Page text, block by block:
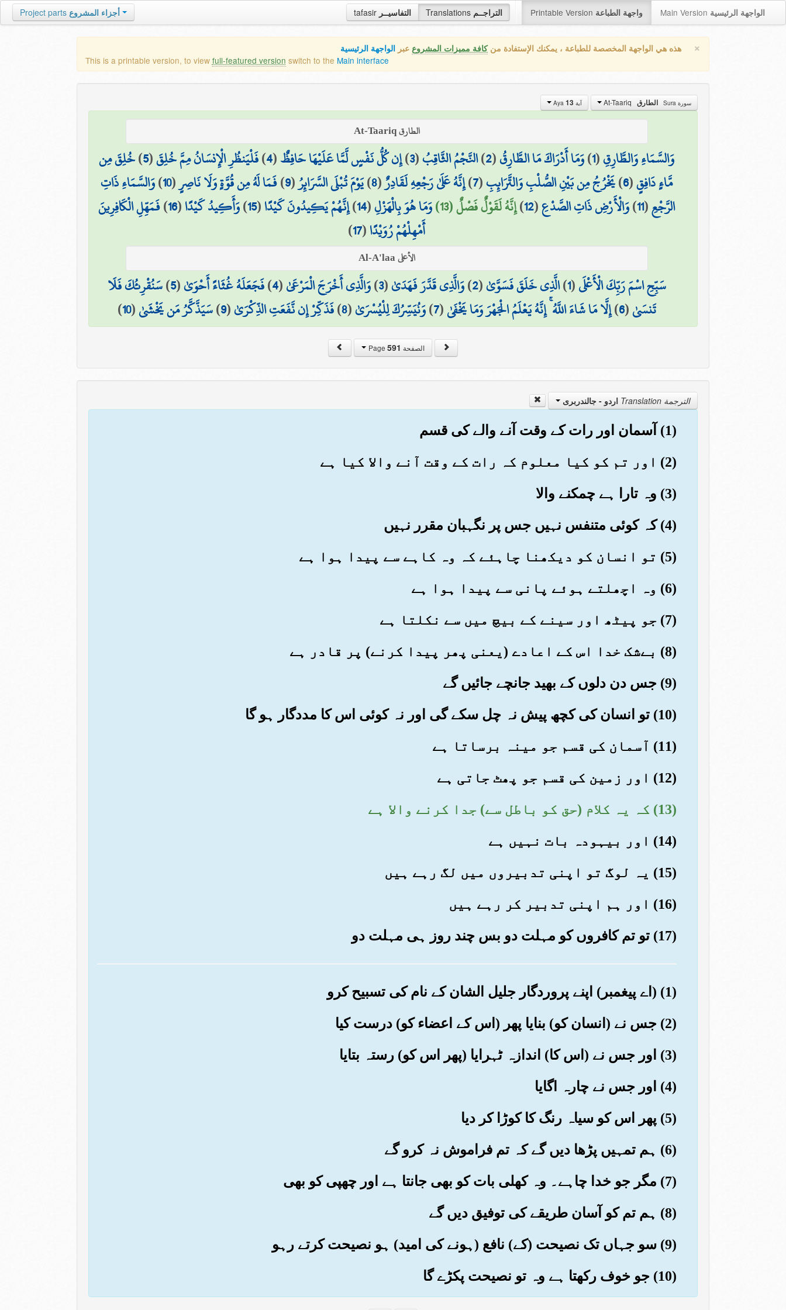
tafasir التفاسيــر Translations التراجــم Printable Version واجهة الطباعة Main Version الواجهة الرئيسية Project parts أجزاء المشروع
× هذه هي الواجهة المخصصة للطباعة ، يمكنك الإستفادة منكافة مميزات المشروع عبر الواجهة الرئيسية
This is a printable version, to view full-featured version switch to the Main interface
سورة Sura الطارق آية Aya 13
الطارق At-Taariq
وَالسَّمَاءِ وَالطَّارِقِ(
1
)وَمَا أَدْرَاكَ مَا الطَّارِقُ(
2
)النَّجْمُ الثَّاقِبُ(
3
)إِن كُلُّ نَفْسٍ لَّمَّا عَلَيْهَا حَافِظٌ(
4
)فَلْيَنظُرِ الْإِنسَانُ مِمَّ خُلِقَ(
5
)خُلِقَ مِن
مَّاءٍ دَافِقٍ(
6
)يَخْرُجُ مِن بَيْنِ الصُّلْبِ وَالتَّرَائِبِ(
7
)إِنَّهُ عَلَىٰ رَجْعِهِ لَقَادِرٌ(
8
)يَوْمَ تُبْلَى السَّرَائِرُ(
9
)فَمَا لَهُ مِن قُوَّةٍ وَلَا نَاصِرٍ(
10
)وَالسَّمَاءِ ذَاتِ
الرَّجْعِ(
11
)وَالْأَرْضِ ذَاتِ الصَّدْعِ(
12
)إِنَّهُ لَقَوْلٌ فَصْلٌ (13) وَمَا هُوَ بِالْهَزْلِ(
14
)إِنَّهُمْ يَكِيدُونَ كَيْدًا(
15
)وَأَكِيدُ كَيْدًا(
16
)فَمَهِّلِ الْكَافِرِينَ
أَمْهِلْهُمْ رُوَيْدًا(
17
)
الأعلى Al-A'laa
سَبِّحِ اسْمَ رَبِّكَ الْأَعْلَى(
1
)الَّذِي خَلَقَ فَسَوَّىٰ(
2
)وَالَّذِي قَدَّرَ فَهَدَىٰ(
3
)وَالَّذِي أَخْرَجَ الْمَرْعَىٰ(
4
)فَجَعَلَهُ غُثَاءً أَحْوَىٰ(
5
)سَنُقْرِئُكَ فَلَا
تَنسَىٰ(
6
)إِلَّا مَا شَاءَ اللَّهُ ۚ إِنَّهُ يَعْلَمُ الْجَهْرَ وَمَا يَخْفَىٰ(
7
)وَنُيَسِّرُكَ لِلْيُسْرَىٰ(
8
)فَذَكِّرْ إِن نَّفَعَتِ الذِّكْرَىٰ(
9
)سَيَذَّكَّرُ مَن يَخْشَىٰ(
10
)
الصفحة Page 591
الترجمة Translation اردو - جالندربرى
(1) آسمان اور رات کے وقت آنے والے کی قسم
(2) اور تم کو کیا معلوم کہ رات کے وقت آنے والا کیا ہے
(3) وہ تارا ہے چمکنے والا
(4) کہ کوئی متنفس نہیں جس پر نگہبان مقرر نہیں
(5) تو انسان کو دیکھنا چاہئے کہ وہ کاہے سے پیدا ہوا ہے
(6) وہ اچھلتے ہوئے پانی سے پیدا ہوا ہے
(7) جو پیٹھ اور سینے کے بیچ میں سے نکلتا ہے
(8) بےشک خدا اس کے اعادے (یعنی پھر پیدا کرنے) پر قادر ہے
(9) جس دن دلوں کے بھید جانچے جائیں گے
(10) تو انسان کی کچھ پیش نہ چل سکے گی اور نہ کوئی اس کا مددگار ہو گا
(11) آسمان کی قسم جو مینہ برساتا ہے
(12) اور زمین کی قسم جو پھٹ جاتی ہے
(13) کہ یہ کلام (حق کو باطل سے) جدا کرنے والا ہے
(14) اور بیہودہ بات نہیں ہے
(15) یہ لوگ تو اپنی تدبیروں میں لگ رہے ہیں
(16) اور ہم اپنی تدبیر کر رہے ہیں
(17) تو تم کافروں کو مہلت دو بس چند روز ہی مہلت دو
(1) (اے پیغمبر) اپنے پروردگار جلیل الشان کے نام کی تسبیح کرو
(2) جس نے (انسان کو) بنایا پھر (اس کے اعضاء کو) درست کیا
(3) اور جس نے (اس کا) اندازہ ٹہرایا (پھر اس کو) رستہ بتایا
(4) اور جس نے چارہ اگایا
(5) پھر اس کو سیاہ رنگ کا کوڑا کر دیا
(6) ہم تمہیں پڑھا دیں گے کہ تم فراموش نہ کرو گے
(7) مگر جو خدا چاہے۔ وہ کھلی بات کو بھی جانتا ہے اور چھپی کو بھی
(8) ہم تم کو آسان طریقے کی توفیق دیں گے
(9) سو جہاں تک نصیحت (کے) نافع (ہونے کی امید) ہو نصیحت کرتے رہو
(10) جو خوف رکھتا ہے وہ تو نصیحت پکڑے گا